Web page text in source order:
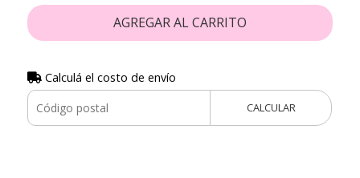
AGREGAR AL CARRITO
Calculá el costo de envío
CALCULAR